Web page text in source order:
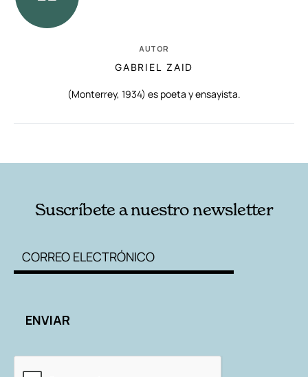
AUTOR
GABRIEL ZAID
(Monterrey, 1934) es poeta y ensayista.
Suscríbete a nuestro newsletter